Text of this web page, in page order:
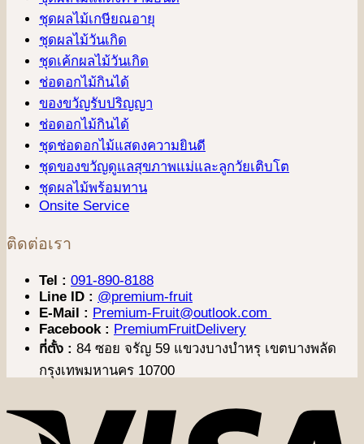
ชุดผลไม้เกษียณอายุ
ชุดผลไม้วันเกิด
ชุดเค้กผลไม้วันเกิด
ช่อดอกไม้กินได้
ของขวัญรับปริญญา
ช่อดอกไม้กินได้
ชุดช่อดอกไม้แสดงความยินดี
ชุดของขวัญดูแลสุขภาพแม่และลูกวัยเติบโต
ชุดผลไม้พร้อมทาน
Onsite Service
ติดต่อเรา
Tel : 091-890-8188
Line ID : @premium-fruit
E-Mail : Premium-Fruit@outlook.com
Facebook : PremiumFruitDelivery
ที่ตั้ง : 84 ซอย จรัญ 59 แขวงบางบำหรุ เขตบางพลัด
กรุงเทพมหานคร 10700